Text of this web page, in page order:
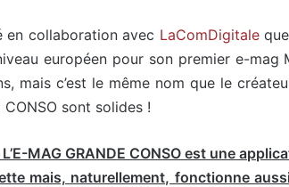
en collaboration avec LaComDigitaleque
européen pour son premier e-
mais c’est le même nom que le
sont solides !
MAG GRANDE CONSO est une
mais, naturellement, fonctionne